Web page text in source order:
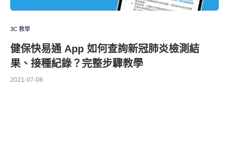
3C 教學
健保快易通 App 如何查詢新冠肺炎檢測結
果、接種紀錄？完整步驟教學
2021-07-08